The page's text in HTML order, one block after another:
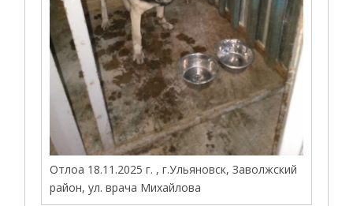
Отлоа 18.11.2025 г. , г.Ульяновск, Заволжский
район, ул. врача Михайлова